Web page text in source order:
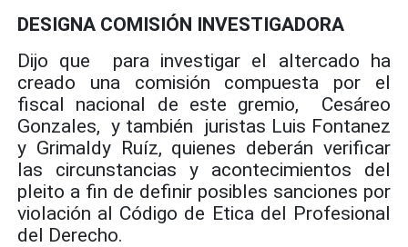
DESIGNA COMISIÓN INVESTIGADORA
Dijo que para investigar el altercado ha
creado una comisión compuesta por el
fiscal nacional de este gremio, Cesáreo
Gonzales, y también juristas Luis Fontanez
y Grimaldy Ruíz, quienes deberán verificar
las circunstancias y acontecimientos del
pleito a fin de definir posibles sanciones por
violación al Código de Etica del Profesional
del Derecho.